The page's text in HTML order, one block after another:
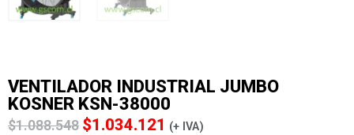
VENTILADOR INDUSTRIAL JUMBO
KOSNER KSN-38000
$1.088.548 $1.034.121 (+ IVA)